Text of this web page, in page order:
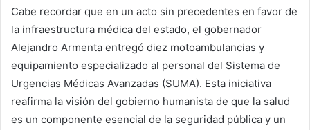
Cabe recordar que en un acto sin precedentes en favor de
la infraestructura médica del estado, el gobernador
Alejandro Armenta entregó diez motoambulancias y
equipamiento especializado al personal del Sistema de
Urgencias Médicas Avanzadas (SUMA). Esta iniciativa
reafirma la visión del gobierno humanista de que la salud
es un componente esencial de la seguridad pública y un